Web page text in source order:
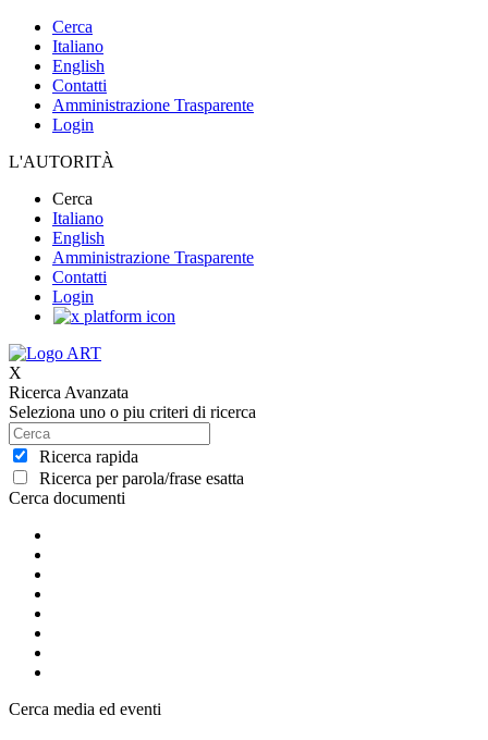
Cerca
Italiano
English
Contatti
Amministrazione Trasparente
Login
L'AUTORITÀ
Cerca
Italiano
English
Amministrazione Trasparente
Contatti
Login
X
Ricerca Avanzata
Seleziona uno o piu criteri di ricerca
Ricerca rapida
Ricerca per parola/frase esatta
Cerca documenti
Cerca media ed eventi